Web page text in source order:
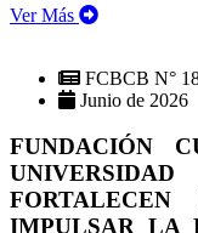
Ver Más
FCBCB N°
Junio de 2026
FUNDACIÓN
IMPULSAR LA